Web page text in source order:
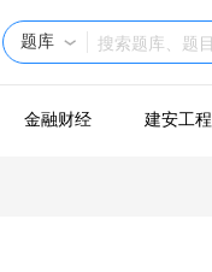
题库
金融财经 建安工程